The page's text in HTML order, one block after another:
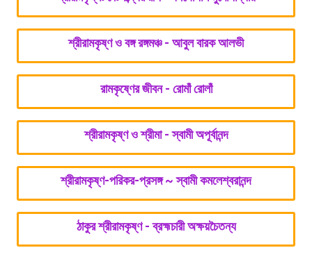
শ্রীরামকৃষ্ণ ও বঙ্গ রঙ্গমঞ্চ - আবুল বারক আলভী
রামকৃষ্ণের জীবন - রোমাঁ রোলাঁ
শ্রীরামকৃষ্ণ ও শ্রীমা - স্বামী অপূর্বানন্দ
শ্রীরামকৃষ্ণ-পরিকর-প্রসঙ্গ ~ স্বামী কমলেশ্বরানন্দ
ঠাকুর শ্রীরামকৃষ্ণ - ব্রহ্মচারী অক্ষয়চৈতন্য